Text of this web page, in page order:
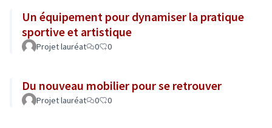
Un équipement pour dynamiser la pratique
sportive et artistique
Projet lauréat 0 0
Du nouveau mobilier pour se retrouver
Projet lauréat 0 0